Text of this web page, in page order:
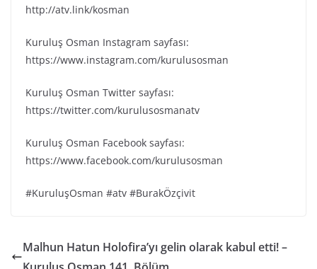
http://atv.link/kosman
Kuruluş Osman Instagram sayfası:
https://www.instagram.com/kurulusosman
Kuruluş Osman Twitter sayfası:
https://twitter.com/kurulusosmanatv
Kuruluş Osman Facebook sayfası:
https://www.facebook.com/kurulusosman
#KuruluşOsman #atv #BurakÖzçivit
Malhun Hatun Holofira’yı gelin olarak kabul etti! –